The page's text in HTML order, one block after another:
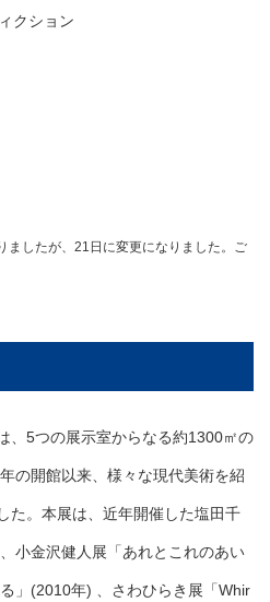
クション
ましたが、21日に変更になりました。ご
、5つの展示室からなる約1300㎡の
の開館以来、様々な現代美術を紹
た。本展は、近年開催した塩田千
小金沢健人展「あれとこれのあい
」(2010年) 、さわひらき展「Whir